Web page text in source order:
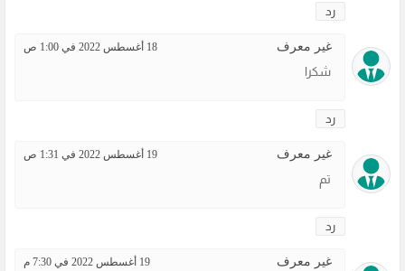
رد
غير معرف 18 أغسطس 2022 في 1:00 ص
شكرا
رد
غير معرف 19 أغسطس 2022 في 1:31 ص
تم
رد
غير معرف 19 أغسطس 2022 في 7:30 م